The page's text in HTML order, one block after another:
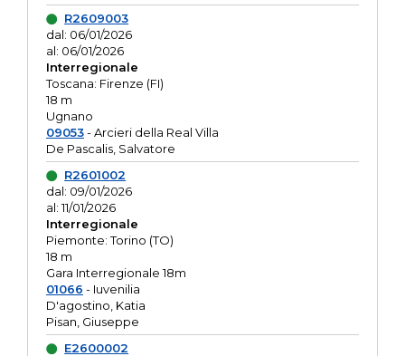
R2609003
dal: 06/01/2026
al: 06/01/2026
Interregionale
Toscana: Firenze (FI)
18 m
Ugnano
09053- Arcieri della Real Villa
De Pascalis, Salvatore
R2601002
dal: 09/01/2026
al: 11/01/2026
Interregionale
Piemonte: Torino (TO)
18 m
Gara Interregionale 18m
01066 - Iuvenilia
D'agostino, Katia
Pisan, Giuseppe
E2600002